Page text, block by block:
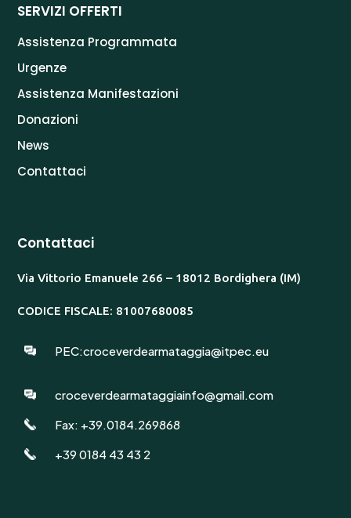
SERVIZI OFFERTI
Assistenza Programmata
Urgenze
Assistenza Manifestazioni
Donazioni
News
Contattaci
Contattaci
Via Vittorio Emanuele 266 – 18012 Bordighera (IM)
CODICE FISCALE: 81007680085
PEC:croceverdearmataggia@itpec.eu
croceverdearmataggiainfo@gmail.com
Fax: +39.0184.269868
+39 0184 43 43 2